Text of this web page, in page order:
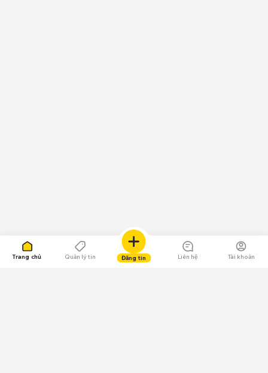
Trang chủ Quản lý tin Đăng tin Liên hệ Tài khoản